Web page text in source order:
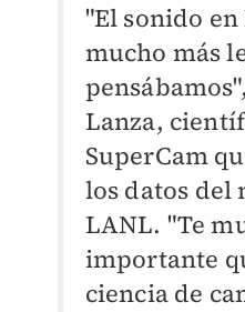
"El sonido
mucho más
Lanza,
SuperCam
los datos del
LANL. "Te
importante
ciencia de